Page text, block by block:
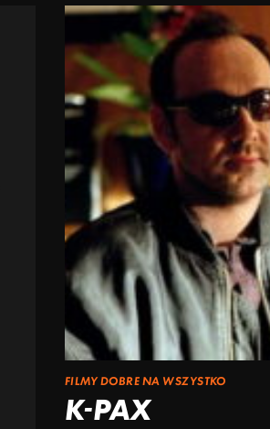
FILMY DOBRE NA WSZYSTKO
K-PAX